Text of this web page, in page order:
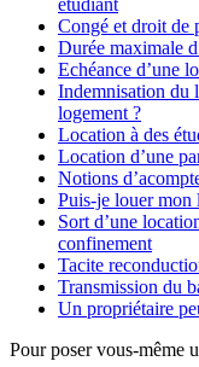
Congé et droit de
Durée maximale
Echéance d’une
Indemnisation du
logement ?
Location à des
Location d’une
Notions
Puis-je louer mon
Sort d’une
confinement
Tacite
Transmission du
Un propriétaire
Pour poser vous-même